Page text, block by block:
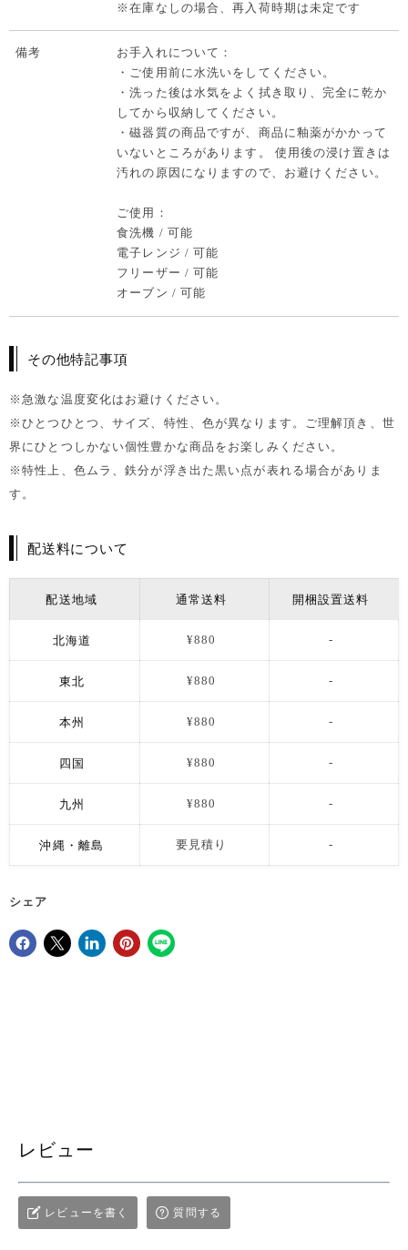
※在庫なしの場合、再入荷時期は未定です
備考
お手入れについて：
・ご使用前に水洗いをしてください。
・洗った後は水気をよく拭き取り、完全に乾か
してから収納してください。
・磁器質の商品ですが、商品に釉薬がかかって
いないところがあります。 使用後の浸け置きは
汚れの原因になりますので、お避けください。
ご使用：
食洗機 / 可能
電子レンジ / 可能
フリーザー / 可能
オーブン / 可能
その他特記事項
※急激な温度変化はお避けください。
※ひとつひとつ、サイズ、特性、色が異なります。ご理解頂き、世
界にひとつしかない個性豊かな商品をお楽しみください。
※特性上、色ムラ、鉄分が浮き出た黒い点が表れる場合がありま
す。
配送料について
配送地域 通常送料 開梱設置送料
北海道 ¥880 -
東北 ¥880 -
本州 ¥880 -
四国 ¥880 -
九州 ¥880 -
沖縄・離島 要見積り -
シェア
レビュー
レビューを書く 質問する